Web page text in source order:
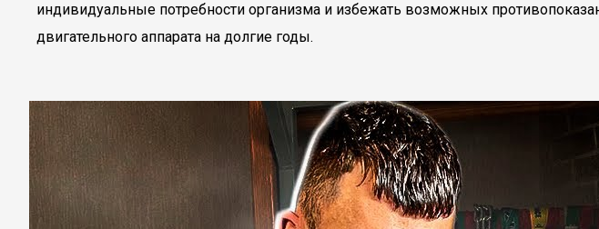
индивидуальные потребности организма и избежать возможных
двигательного аппарата на долгие годы.